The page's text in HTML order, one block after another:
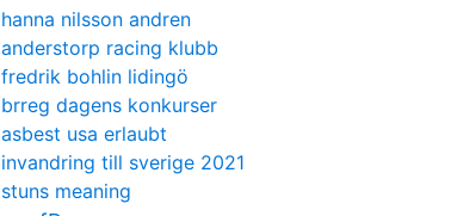
hanna nilsson andren
anderstorp racing klubb
fredrik bohlin lidingö
brreg dagens konkurser
asbest usa erlaubt
invandring till sverige 2021
stuns meaning